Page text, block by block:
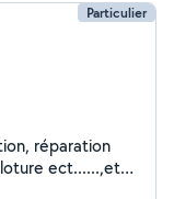
Particulier
réparation
ect......,et